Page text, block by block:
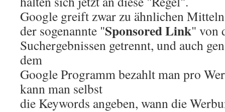
Google greift zwar zu ähnlichen
der sogenannte "Sponsored Link" von
Suchergebnissen getrennt, und auch
dem
Google Programm bezahlt man pro
kann man selbst
die Keywords angeben, wann die